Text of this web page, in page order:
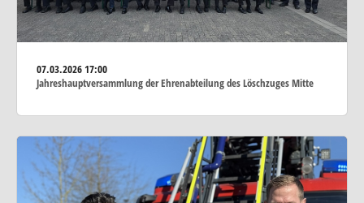
07.03.202617:00
Jahreshauptversammlung der Ehrenabteilung des Löschzuges Mitte